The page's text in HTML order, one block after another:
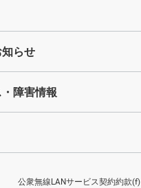
らせ
障害情報
公衆無線LANサービス契約約款(f)